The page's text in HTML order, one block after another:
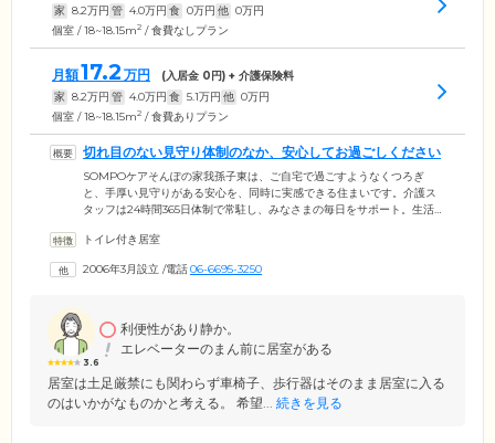
家 8.2万円 管 4.0万円 食 0万円 他 0万円
個室 / 18~18.15m2 / 食費なしプラン
月額17.2 万円 (入居金 0円) + 介護保険料
家 8.2万円 管 4.0万円 食 5.1万円 他 0万円
個室 / 18~18.15m2 / 食費ありプラン
切れ目のない見守り体制のなか、安心してお過ごしください
SOMPOケアそんぽの家我孫子東は、ご自宅で過ごすようなくつろぎ
と、手厚い見守りがある安心を、同時に実感できる住まいです。介護ス
タッフは24時間365日体制で常駐し、みなさまの毎日をサポート。生活の
レ・収納・下駄箱を備えており、ご自宅のように快適に暮らしていただ
め、ベッド横・トイレにはナースコールを設置。呼び出しがあればスタ
お過ごしください。
トイレ付き居室
2006年3月設立 /電話06-6695-3250
3.6
利便性があり静か。
エレベーターのまん前に居室がある
居室は土足厳禁にも関わらず車椅子、歩行器はそのまま居室に入る
のはいかがなものかと考える。 希望... 続きを見る